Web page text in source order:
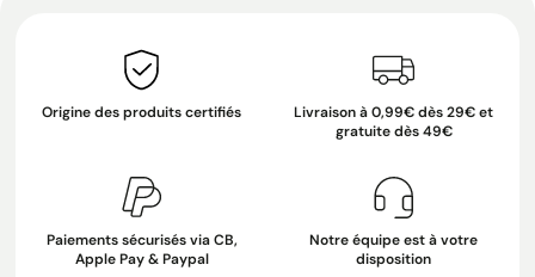
Origine des produits certifiés
Livraison à 0,99€ dès 29€ et
gratuite dès 49€
Paiements sécurisés via CB,
Apple Pay & Paypal
Notre équipe est à votre
disposition